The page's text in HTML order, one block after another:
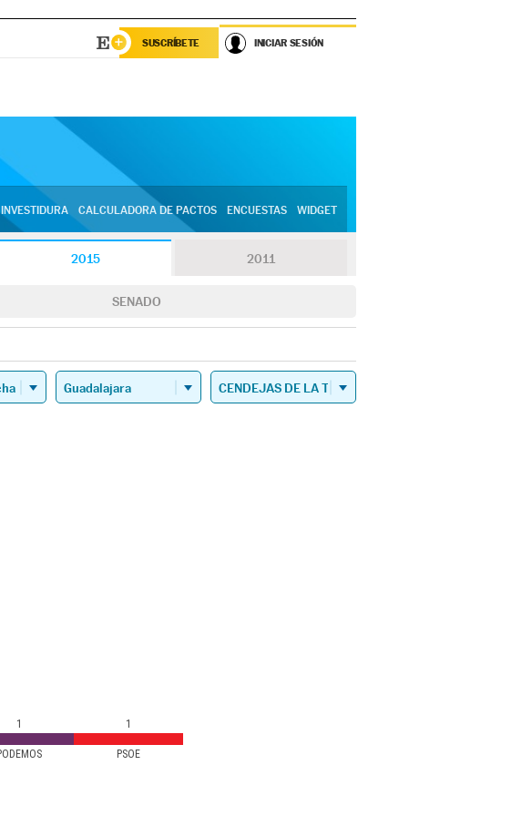
SUSCRÍBETE INICIAR SESIÓN
CALCULADORA DE PACTOS ENCUESTAS WIDGET
2015 2011
SENADO
PSOE
1 1